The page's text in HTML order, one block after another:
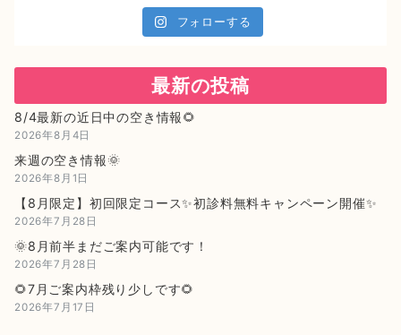
フォローする
最新の投稿
8/4最新の近日中の空き情報🌻
2026年8月4日
来週の空き情報🌞
2026年8月1日
【8月限定】初回限定コース✨初診料無料キャンペーン開催✨
2026年7月28日
🌞8月前半まだご案内可能です！
2026年7月28日
🌻7月ご案内枠残り少しです🌻
2026年7月17日